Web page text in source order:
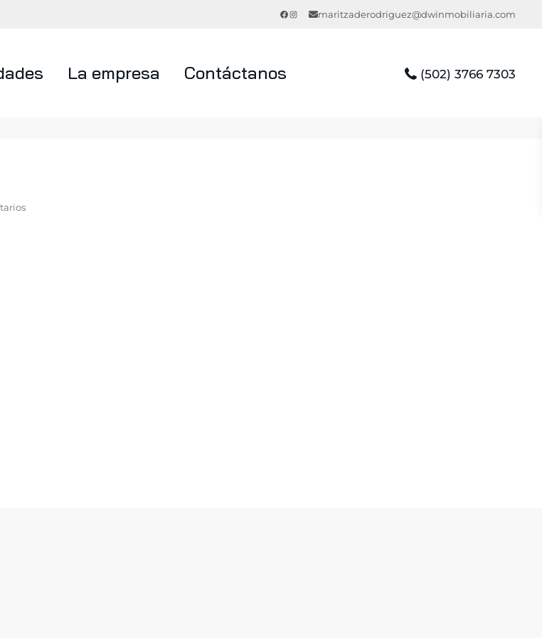
Facebook
Instagrammaritzaderodriguez@dwinmobiliaria.com
La empresa Contáctanos (502) 3766 7303